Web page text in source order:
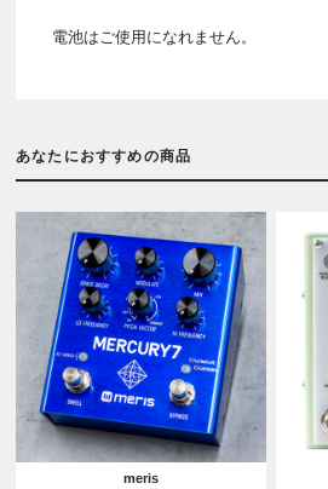
電池はご使用になれません。
あなたにおすすめの商品
meris